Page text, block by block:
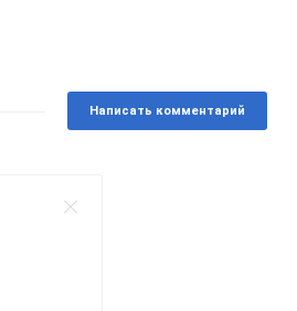
Написать комментарий